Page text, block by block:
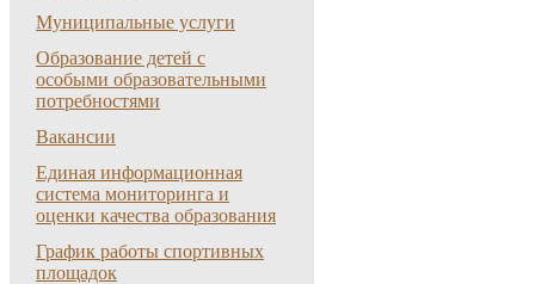
Муниципальные услуги
Образование детей с
особыми образовательными
потребностями
Вакансии
Единая информационная
система мониторинга и
оценки качества образования
График работы спортивных
площадок